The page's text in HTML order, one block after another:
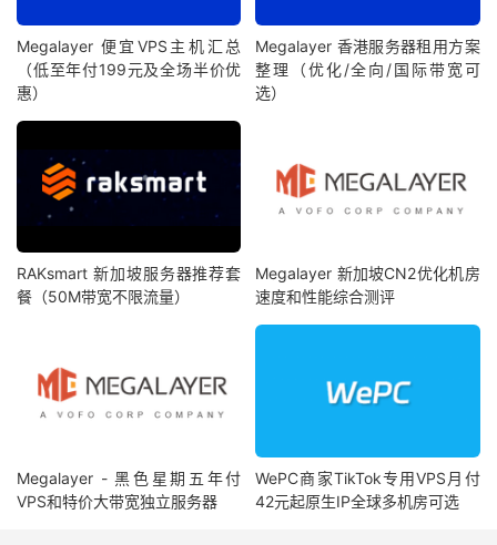
Megalayer 便宜VPS主机汇总
（低至年付199元及全场半价优
惠）
Megalayer 香港服务器租用方案
整理（优化/全向/国际带宽可
选）
RAKsmart 新加坡服务器推荐套
餐（50M带宽不限流量）
Megalayer 新加坡CN2优化机房
速度和性能综合测评
Megalayer - 黑色星期五年付
VPS和特价大带宽独立服务器
WePC商家TikTok专用VPS月付
42元起原生IP全球多机房可选